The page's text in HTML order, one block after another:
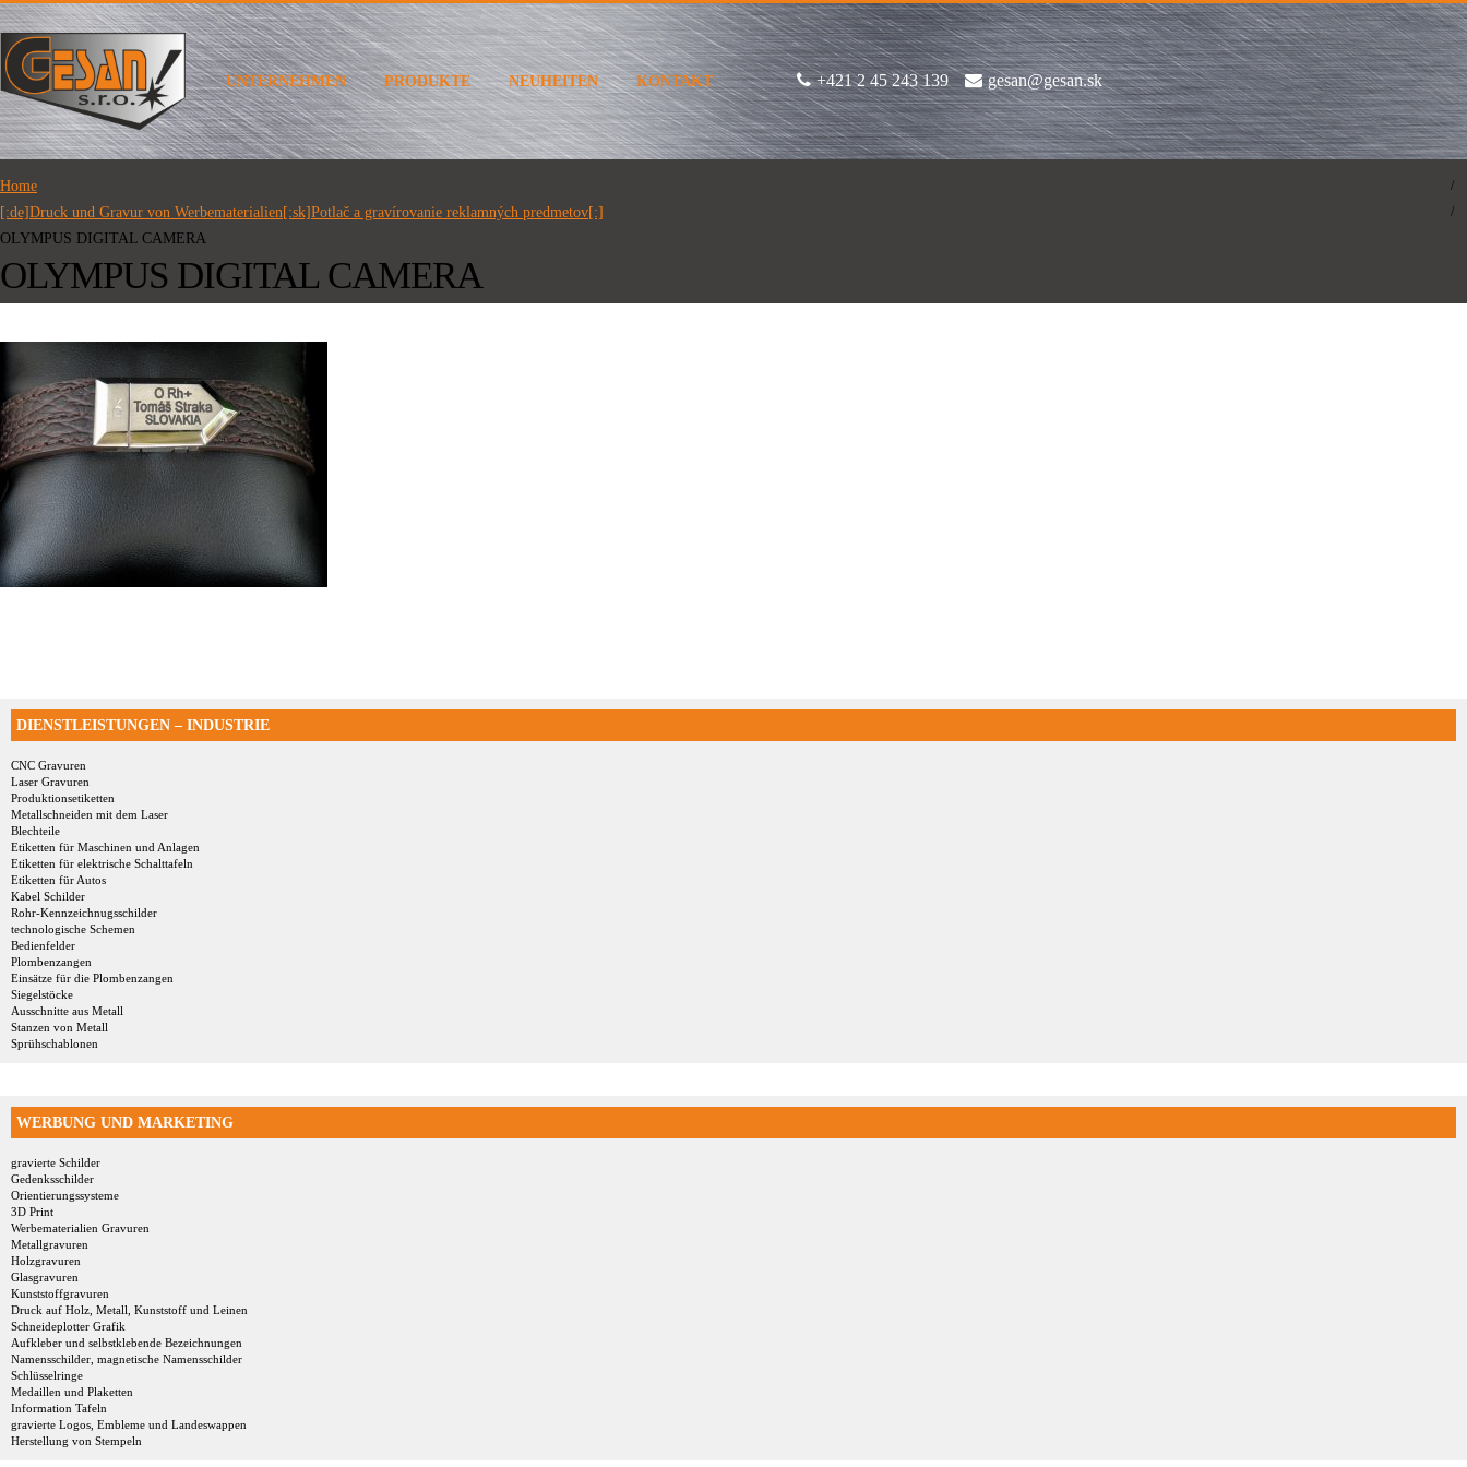
UNTERNEHMEN PRODUKTE NEUHEITEN KONTAKT +421 2 45 243 139 gesan@gesan.sk
Home
[:de]Druck und Gravur von Werbematerialien[:sk]Potlač a gravírovanie reklamných predmetov[:]
OLYMPUS DIGITAL CAMERA
OLYMPUS DIGITAL CAMERA
DIENSTLEISTUNGEN – INDUSTRIE
CNC Gravuren
Laser Gravuren
Produktionsetiketten
Metallschneiden mit dem Laser
Blechteile
Etiketten für Maschinen und Anlagen
Etiketten für elektrische Schalttafeln
Etiketten für Autos
Kabel Schilder
Rohr-Kennzeichnugsschilder
technologische Schemen
Bedienfelder
Plombenzangen
Einsätze für die Plombenzangen
Siegelstöcke
Ausschnitte aus Metall
Stanzen von Metall
Sprühschablonen
WERBUNG UND MARKETING
gravierte Schilder
Gedenksschilder
Orientierungssysteme
3D Print
Werbematerialien Gravuren
Metallgravuren
Holzgravuren
Glasgravuren
Kunststoffgravuren
Druck auf Holz, Metall, Kunststoff und Leinen
Schneideplotter Grafik
Aufkleber und selbstklebende Bezeichnungen
Namensschilder, magnetische Namensschilder
Schlüsselringe
Medaillen und Plaketten
Information Tafeln
gravierte Logos, Embleme und Landeswappen
Herstellung von Stempeln